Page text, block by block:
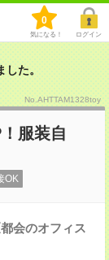
0
気になる！ ログイン
た。
No.AHTTAM1328toy
服装自
OK
会のオフィス